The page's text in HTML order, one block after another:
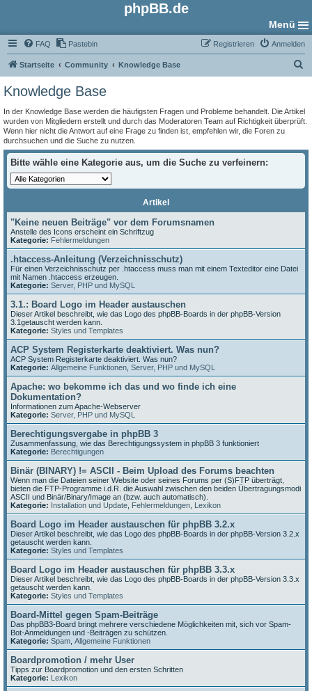
phpBB.de
Menü
FAQ Pastebin Anmelden
Registrieren
Startseite Community Knowledge Base
h
Knowledge Base
In der Knowledge Base werden die häufigsten Fragen und Probleme behandelt. Die Artikel
wurden von Mitgliedern erstellt und durch das Moderatoren Team auf Richtigkeit überprüft.
Wenn hier nicht die Antwort auf eine Frage zu finden ist, empfehlen wir, die Foren zu
durchsuchen und die Suche zu nutzen.
Bitte wähle eine Kategorie aus, um die Suche zu verfeinern:
Artikel
"Keine neuen Beiträge" vor dem Forumsnamen
Anstelle des Icons erscheint ein Schriftzug
Kategorie: Fehlermeldungen
.htaccess-Anleitung (Verzeichnisschutz)
Für einen Verzeichnisschutz per .htaccess muss man mit einem Texteditor eine Datei
mit Namen .htaccess erzeugen.
Kategorie: Server, PHP und MySQL
3.1.: Board Logo im Header austauschen
Dieser Artikel beschreibt, wie das Logo des phpBB-Boards in der phpBB-Version
3.1getauscht werden kann.
Kategorie: Styles und Templates
ACP System Registerkarte deaktiviert. Was nun?
ACP System Registerkarte deaktiviert. Was nun?
Kategorie: Allgemeine Funktionen Server, PHP und MySQL
Apache: wo bekomme ich das und wo finde ich eine
Dokumentation?
Informationen zum Apache-Webserver
Kategorie: Server, PHP und MySQL
Berechtigungsvergabe in phpBB 3
Zusammenfassung, wie das Berechtigungssystem in phpBB 3 funktioniert
Kategorie: Berechtigungen
Binär (BINARY) != ASCII - Beim Upload des Forums beachten
Wenn man die Dateien seiner Website oder seines Forums per (S)FTP überträgt,
bieten die FTP-Programme i.d.R. die Auswahl zwischen den beiden Übertragungsmodi
ASCII und Binär/Binary/Image an (bzw. auch automatisch).
Kategorie: Installation und Update Fehlermeldungen Lexikon
Board Logo im Header austauschen für phpBB 3.2.x
Dieser Artikel beschreibt, wie das Logo des phpBB-Boards in der phpBB-Version 3.2.x
getauscht werden kann.
Kategorie: Styles und Templates
Board Logo im Header austauschen für phpBB 3.3.x
Dieser Artikel beschreibt, wie das Logo des phpBB-Boards in der phpBB-Version 3.3.x
getauscht werden kann.
Kategorie: Styles und Templates
Board-Mittel gegen Spam-Beiträge
Das phpBB3-Board bringt mehrere verschiedene Möglichkeiten mit, sich vor Spam-
Bot-Anmeldungen und -Beiträgen zu schützen.
Kategorie: Spam Allgemeine Funktionen
Boardpromotion / mehr User
Tipps zur Boardpromotion und den ersten Schritten
Kategorie: Lexikon